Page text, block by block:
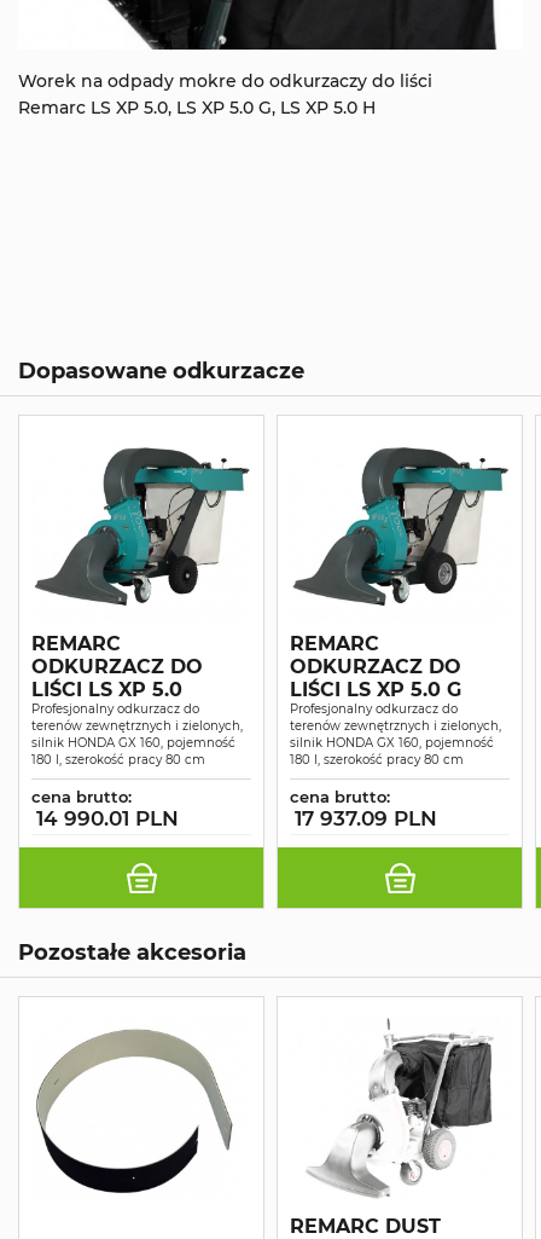
Worek na odpady mokre do odkurzaczy do liści
Remarc LS XP 5.0, LS XP 5.0 G, LS XP 5.0 H
Dopasowane odkurzacze
REMARC
ODKURZACZ DO
LIŚCI LS XP 5.0
Profesjonalny odkurzacz do
terenów zewnętrznych i zielonych,
silnik HONDA GX 160, pojemność
180 l, szerokość pracy 80 cm
cena brutto:
14 990.01 PLN
REMARC
ODKURZACZ DO
LIŚCI LS XP 5.0 G
Profesjonalny odkurzacz do
terenów zewnętrznych i zielonych,
silnik HONDA GX 160, pojemność
180 l, szerokość pracy 80 cm
cena brutto:
17 937.09 PLN
Pozostałe akcesoria
REMARC DUST